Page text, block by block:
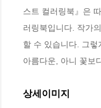
스트 컬러링북』은
러링북입니다. 작가
할 수 있습니다. 그
아름다운, 아니 꽃보
상세이미지